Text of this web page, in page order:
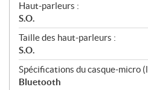
Haut-parleurs :
S.O.
Taille des haut-parleurs :
S.O.
Spécifications du casque-micro
Bluetooth